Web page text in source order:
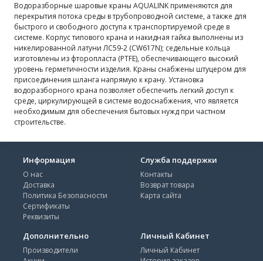
Водоразборные шаровые краны AQUALINK применяются для
перекрытия потока среды в трубопроводной системе, а также для
быстрого и свободного доступа к транспортируемой среде в
системе. Корпус типового крана и накидная гайка выполнены из
никелированной латуни ЛС59-2 (CW617N); седельные кольца
изготовлены из фторопласта (PTFE), обеспечивающего высокий
уровень герметичности изделия. Краны снабжены штуцером для
присоединения шланга напрямую к крану. Установка
водоразборного крана позволяет обеспечить легкий доступ к
среде, циркулирующей в системе водоснабжения, что является
необходимым для обеспечения бытовых нужд при частном
строительстве.
Информация
О нас
Доставка
Политика Безопасности
Сертификаты
Реквизиты
Служба поддержки
Контакты
Возврат товара
Карта сайта
Дополнительно
Производители
Личный Кабинет
Личный Кабинет